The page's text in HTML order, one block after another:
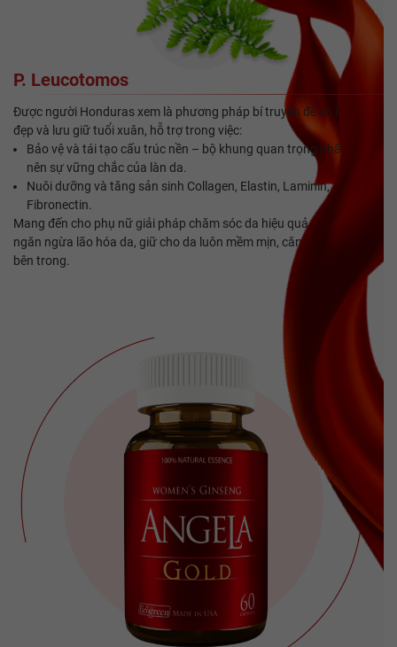
P. Leucotomos
Được người Honduras xem là phương pháp bí truyền để có làn da
đẹp và lưu giữ tuổi xuân, hỗ trợ trong việc:
Bảo vệ và tái tạo cấu trúc nền – bộ khung quan trọng nhất tạo
nên sự vững chắc của làn da.
Nuôi dưỡng và tăng sản sinh Collagen, Elastin, Laminin,
Fibronectin.
Mang đến cho phụ nữ giải pháp chăm sóc da hiệu quả, hỗ trợ
ngăn ngừa lão hóa da, giữ cho da luôn mềm mịn, căng sáng từ
bên trong.